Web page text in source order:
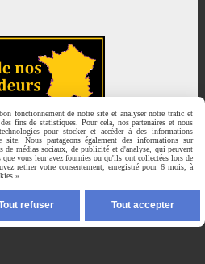
dans le Gard...
fonctionnement de notre site et analyser notre trafic et
fins de statistiques. Pour cela, nos partenaires et nous
pour stocker et accéder à des informations
Nous partageons également des informations sur
de médias sociaux, de publicité et d'analyse, qui peuvent
vous leur avez fournies ou qu'ils ont collectées lors de
retirer votre consentement, enregistré pour 6 mois, à
».
refuser Tout accepter